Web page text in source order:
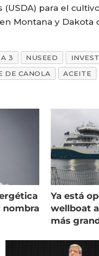
para el
Montana y Dakota
3 NUSEED
DE CANOLA ACEITE
nombra
Ya está
wellboat
más